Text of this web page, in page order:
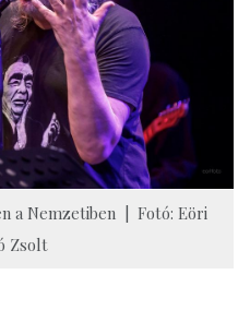
a Nemzetiben | Fotó: Eöri
Zsolt